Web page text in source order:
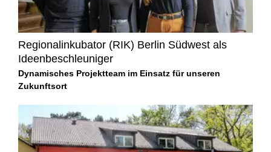
Regionalinkubator (RIK) Berlin Südwest als
Ideenbeschleuniger
Dynamisches Projektteam im Einsatz für unseren
Zukunftsort